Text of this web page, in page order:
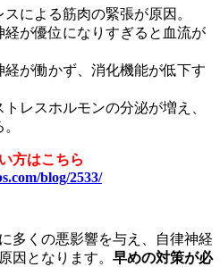
スによる筋肉の緊張が原因。
が優位になりすぎると血流が
経が働かず、消化機能が低下す
トレスホルモンの分泌が増え、
方はこちら
blog/2533/
多くの悪影響を与え、自律神経
因となります。 早めの対策が必